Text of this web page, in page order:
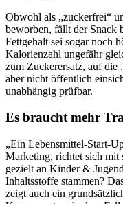
Obwohl als „zuckerfrei“
beworben, fällt der Snack
Fettgehalt sei sogar noch
Kalorienzahl ungefähr
zum Zuckerersatz, auf die
aber nicht öffentlich
unabhängig prüfbar.
Es braucht mehr
„Ein Lebensmittel-Start-
Marketing, richtet sich mit
gezielt an Kinder &
Inhaltsstoffe stammen?
zeigt auch ein